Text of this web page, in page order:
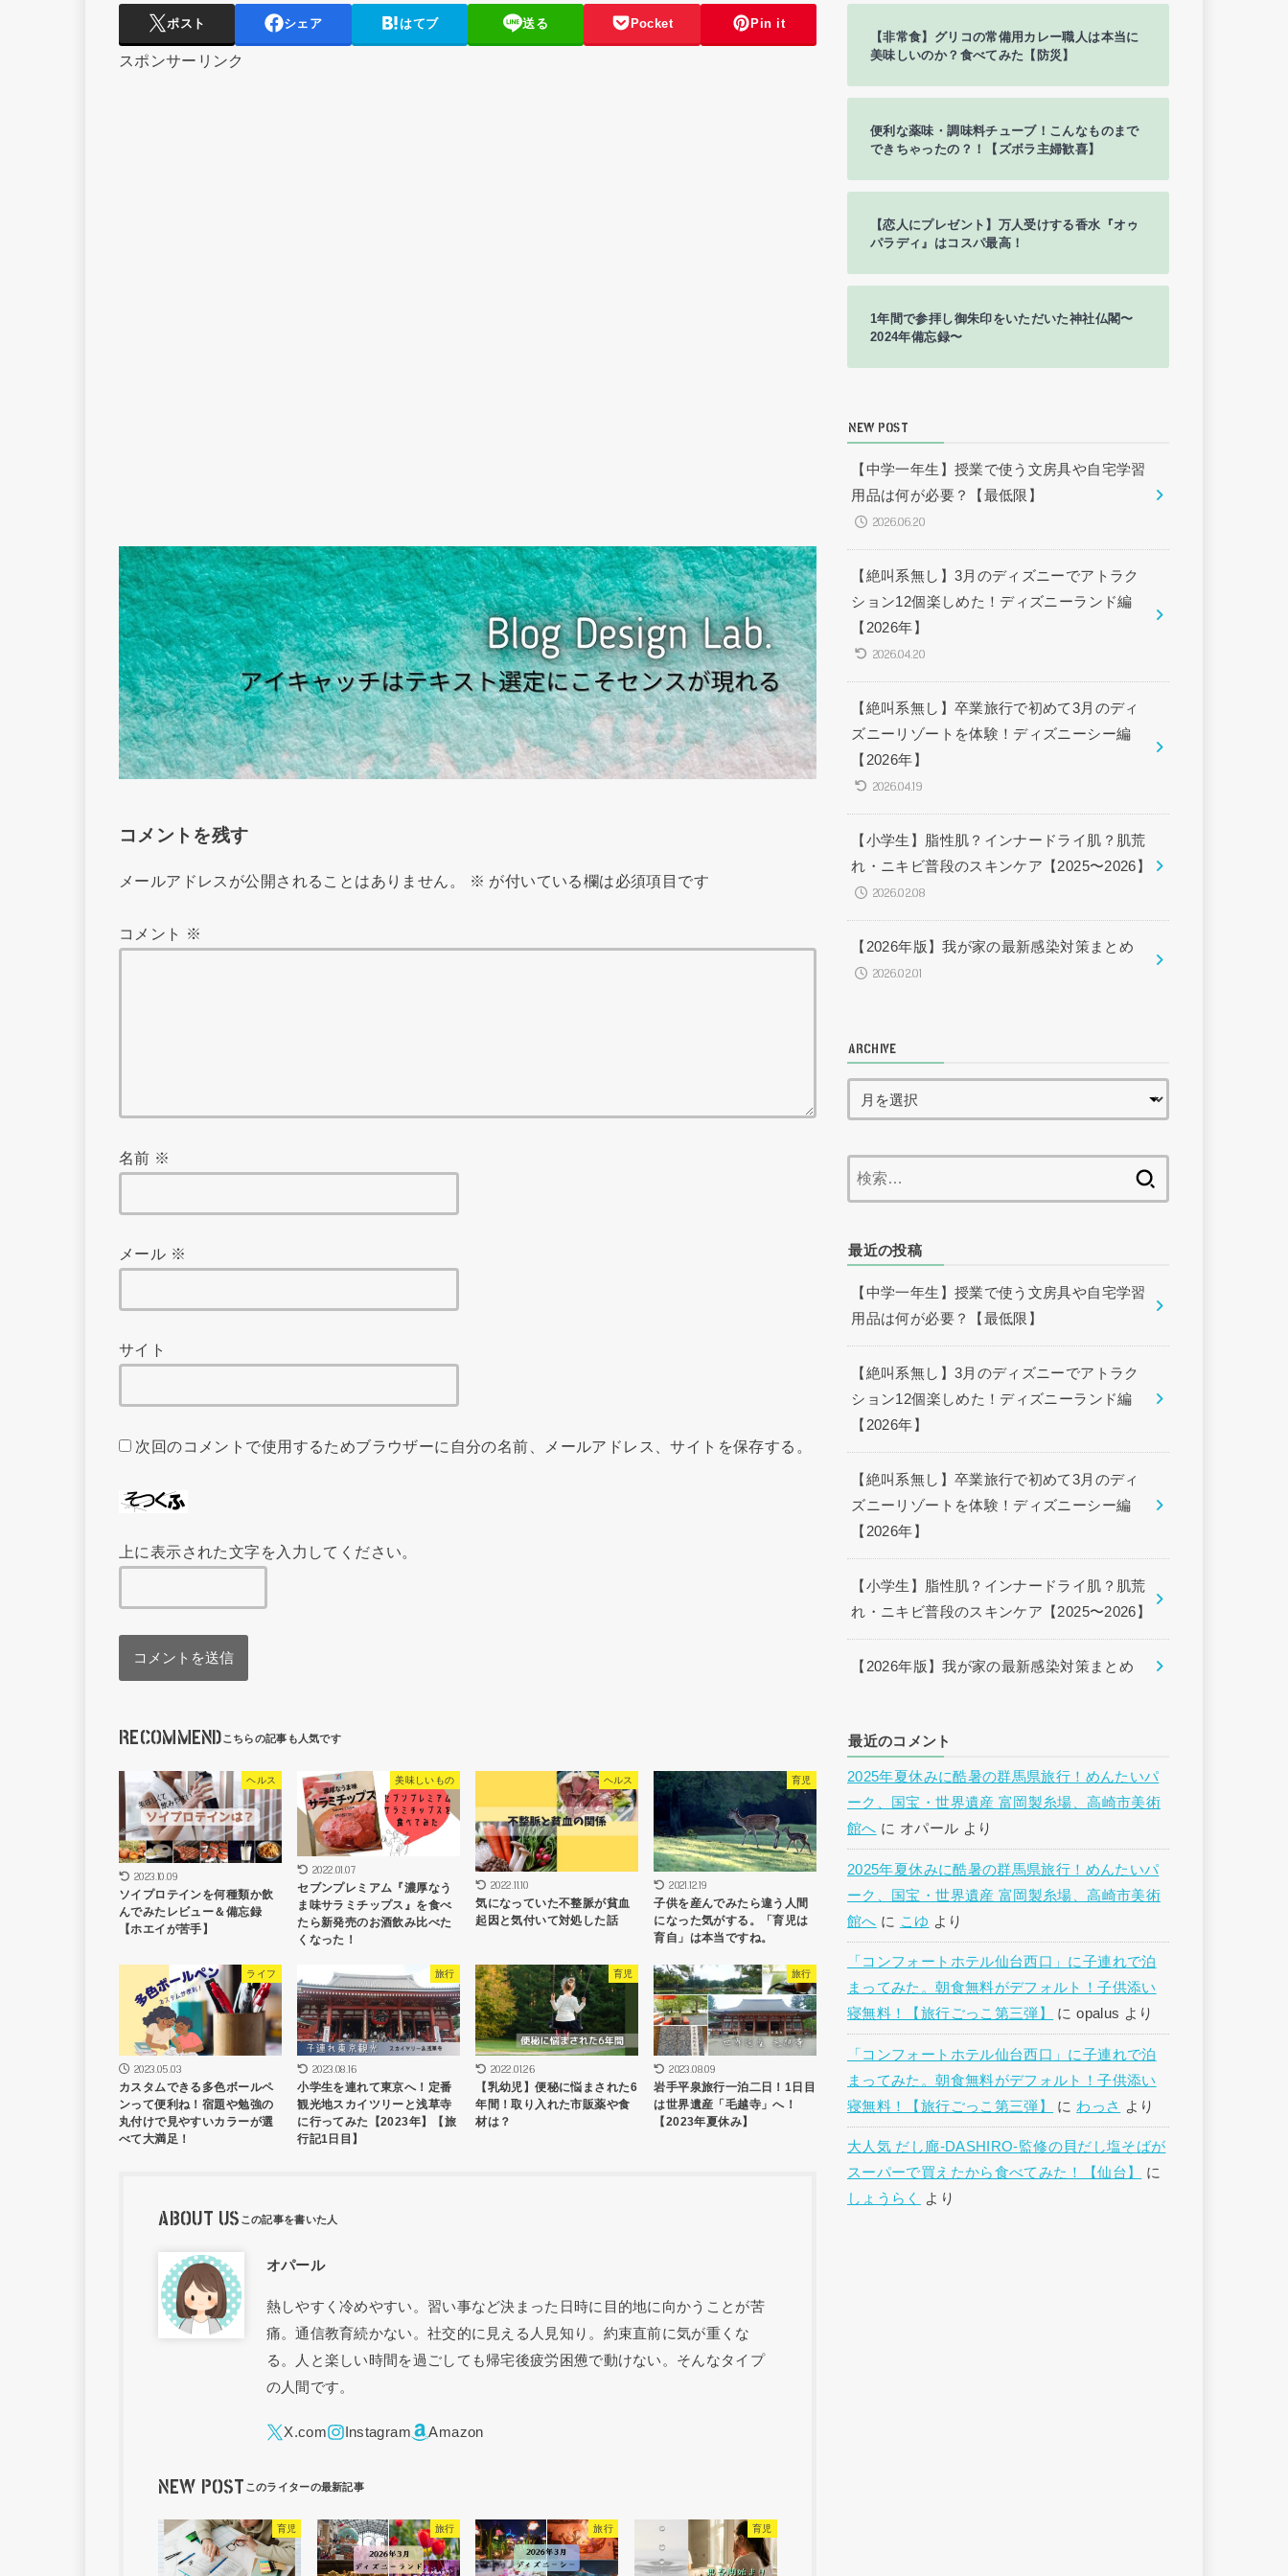
ポスト シェア はてブ 送る Pocket Pin it
スポンサーリンク
コメントを残す
メールアドレスが公開されることはありません。 ※ が付いている欄は必須項目です
コメント ※
名前 ※
メール ※
サイト
次回のコメントで使用するためブラウザーに自分の名前、メールアドレス、サイトを保存する。
上に表示された文字を入力してください。
RECOMMEND
ヘルス
2023.10.09
ソイプロテインを何種類か飲
んでみたレビュー＆備忘録
【ホエイが苦手】
美味しいもの
2022.01.07
セブンプレミアム『濃厚なう
ま味サラミチップス』を食べ
たら新発売のお酒飲み比べた
くなった！
ヘルス
2022.11.10
気になっていた不整脈が貧血
起因と気付いて対処した話
育児
2021.12.19
子供を産んでみたら違う人間
になった気がする。「育児は
育自」は本当ですね。
ライフ
2023.05.03
カスタムできる多色ボールペ
ンって便利ね！宿題や勉強の
丸付けで見やすいカラーが選
べて大満足！
旅行
2023.08.16
小学生を連れて東京へ！定番
観光地スカイツリーと浅草寺
に行ってみた【2023年】【旅
行記1日目】
育児
2022.01.26
【乳幼児】便秘に悩まされた6
年間！取り入れた市販薬や食
材は？
旅行
2023.08.09
岩手平泉旅行一泊二日！1日目
は世界遺産「毛越寺」へ！
【2023年夏休み】
ABOUT US
オパール
熱しやすく冷めやすい。習い事など決まった日時に目的地に向かうことが苦
痛。通信教育続かない。社交的に見える人見知り。約束直前に気が重くな
る。人と楽しい時間を過ごしても帰宅後疲労困憊で動けない。そんなタイプ
の人間です。
NEW POST
育児 旅行 旅行 育児
【非常食】グリコの常備用カレー職人は本当に
美味しいのか？食べてみた【防災】
便利な薬味・調味料チューブ！こんなものまで
できちゃったの？！【ズボラ主婦歓喜】
【恋人にプレゼント】万人受けする香水『オゥ
パラディ』はコスパ最高！
1年間で参拝し御朱印をいただいた神社仏閣〜
2024年備忘録〜
NEW POST
【中学一年生】授業で使う文房具や自宅学習
用品は何が必要？【最低限】
2026.06.20
【絶叫系無し】3月のディズニーでアトラク
ション12個楽しめた！ディズニーランド編
【2026年】
2026.04.20
【絶叫系無し】卒業旅行で初めて3月のディ
ズニーリゾートを体験！ディズニーシー編
【2026年】
2026.04.19
【小学生】脂性肌？インナードライ肌？肌荒
れ・ニキビ普段のスキンケア【2025〜2026】
2026.02.08
【2026年版】我が家の最新感染対策まとめ
2026.02.01
ARCHIVE
最近の投稿
【中学一年生】授業で使う文房具や自宅学習
用品は何が必要？【最低限】
【絶叫系無し】3月のディズニーでアトラク
ション12個楽しめた！ディズニーランド編
【2026年】
【絶叫系無し】卒業旅行で初めて3月のディ
ズニーリゾートを体験！ディズニーシー編
【2026年】
【小学生】脂性肌？インナードライ肌？肌荒
れ・ニキビ普段のスキンケア【2025〜2026】
【2026年版】我が家の最新感染対策まとめ
最近のコメント
2025年夏休みに酷暑の群馬県旅行！めんたいパ
ーク、国宝・世界遺産 富岡製糸場、高崎市美術
館へ に オパール より
2025年夏休みに酷暑の群馬県旅行！めんたいパ
ーク、国宝・世界遺産 富岡製糸場、高崎市美術
館へ に こゆ より
「コンフォートホテル仙台西口」に子連れで泊
まってみた。朝食無料がデフォルト！子供添い
寝無料！【旅行ごっこ第三弾】
にopalus より
「コンフォートホテル仙台西口」に子連れで泊
まってみた。朝食無料がデフォルト！子供添い
寝無料！【旅行ごっこ第三弾】
に わっさ より
大人気 だし廊-DASHIRO-監修の貝だし塩そばが
スーパーで買えたから食べてみた！【仙台】
に
しょうらく
より